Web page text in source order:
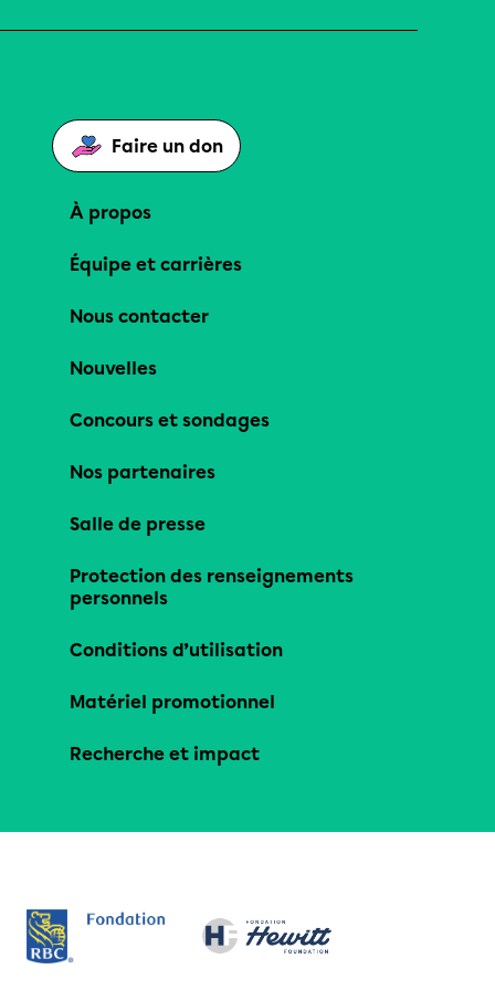
Faire un don
À propos
Équipe et carrières
Nous contacter
Nouvelles
Concours et sondages
Nos partenaires
Salle de presse
Protection des renseignements
personnels
Conditions d’utilisation
Matériel promotionnel
Recherche et impact